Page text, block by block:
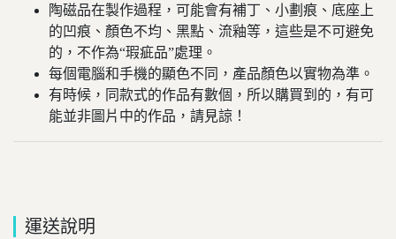
陶磁品在製作過程，可能會有補丁、小劃痕、底座上
的凹痕、顏色不均、黑點、流釉等，這些是不可避免
的，不作為“瑕疵品”處理。
每個電腦和手機的顯色不同，產品顏色以實物為準。
有時候，同款式的作品有數個，所以購買到的，有可
能並非圖片中的作品，請見諒！
運送說明